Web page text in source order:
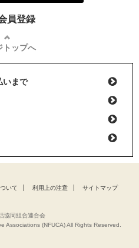
員登録
トップへ
いまで
いて 利用上の注意 サイトマップ
協同組合連合会
Associations (NFUCA) All Rights Reserved.